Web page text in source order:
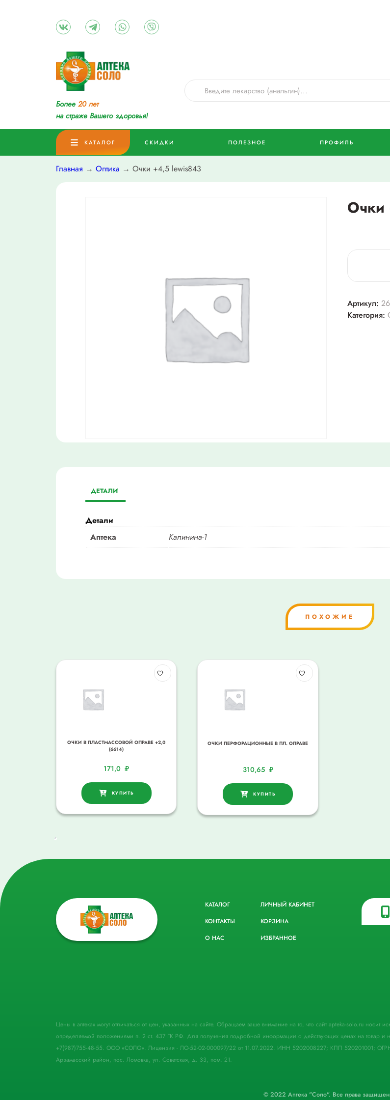
Более 20 лет
на страже Вашего здоровья!
КАТАЛОГ СКИДКИ ПОЛЕЗНОЕ ПРОФИЛЬ
Главная → Оптика → Очки +4,5 lewis843
Очки
Артикул:
Категория:
ДЕТАЛИ
Детали
Аптека
Калинина-1
ПОХОЖИЕ
ОЧКИ В ПЛАСТМАССОВОЙ ОПРАВЕ +2,0
(6614)
171,0₽
КУПИТЬ
ОЧКИ ПЕРФОРАЦИОННЫЕ В ПЛ. ОПРАВЕ
310,65 ₽
КУПИТЬ
КАТАЛОГ
КОНТАКТЫ
О НАС
ЛИЧНЫЙ КАБИНЕТ
КОРЗИНА
ИЗБРАННОЕ
Цены в аптеках могут отличаться от цен, указанных на сайте. Обращаем ваше внимание на то, что сайт apteka-solo.ru
определяемой положениями п. 2 ст. 437 ГК РФ. Для получения подробной информации о действующих ценах на товар и
+7(987)755-48-55. ООО «СОЛО». Лицензия - ЛО-52-02-000097/22 от 11.07.2022. ИНН 5202008227; КПП 520201001;
Арзамасский район, пос. Ломовка, ул. Советская, д. 33, пом. 21.
© 2022 Аптека "Соло". Все права